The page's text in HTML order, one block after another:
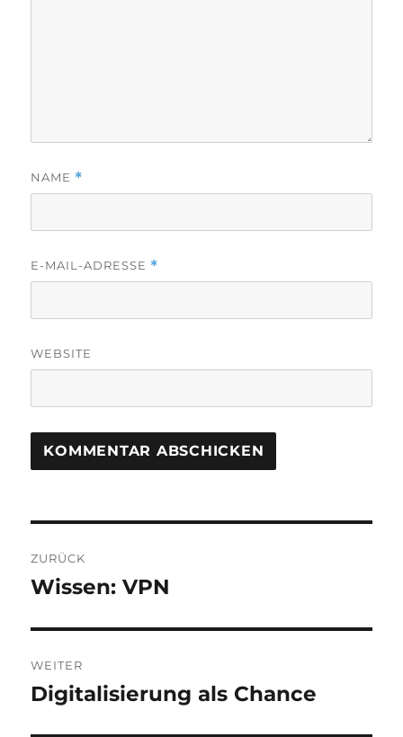
NAME *
E-MAIL-ADRESSE *
WEBSITE
ZURÜCK
Vorheriger
Wissen: VPN
WEITER
Nächster
Digitalisierung als Chance